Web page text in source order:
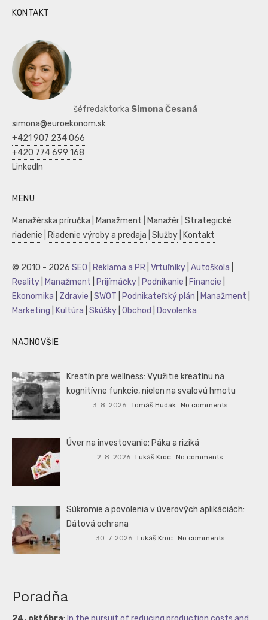
KONTAKT
šéfredaktorka Simona Česaná
simona@euroekonom.sk
+421 907 234 066
+420 774 699 168
LinkedIn
MENU
Manažérska príručka Manažment Manažér Strategické
riadenie
Riadenie výroby a predaja Služby Kontakt
© 2010 - 2026 SEO Reklama a PR Vrtuľníky Autoškola
Reality
Manažment Prijímáčky Podnikanie Financie
Ekonomika
Zdravie SWOT Podnikateľský plán Manažment
Marketing
Kultúra Skúšky Obchod Dovolenka
NAJNOVŠIE
Kreatín pre wellness: Využitie kreatínu na
kognitívne funkcie, nielen na svalovú hmotu
3. 8. 2026 Tomáš Hudák No comments
Úver na investovanie: Páka a riziká
2. 8. 2026 Lukáš Kroc No comments
Súkromie a povolenia v úverových aplikáciách:
Dátová ochrana
30. 7. 2026 Lukáš Kroc No comments
Poradňa